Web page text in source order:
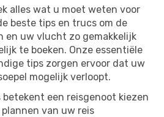
alles wat u moet weten voor
beste tips en trucs om de
en uw vlucht zo gemakkelijk
te boeken. Onze essentiële
tips zorgen ervoor dat uw
mogelijk verloopt.
betekent een reisgenoot kiezen
van uw reis